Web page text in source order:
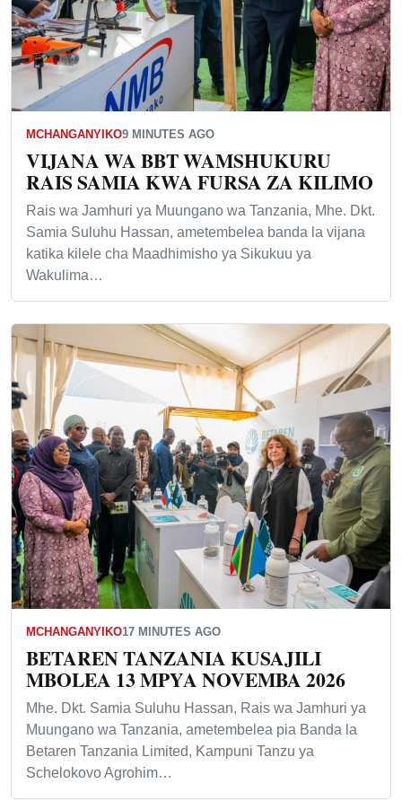
MCHANGANYIKO9 MINUTES AGO
VIJANA WA BBT WAMSHUKURU
RAIS SAMIA KWA FURSA ZA KILIMO
Rais wa Jamhuri ya Muungano wa Tanzania, Mhe. Dkt.
Samia Suluhu Hassan, ametembelea banda la vijana
katika kilele cha Maadhimisho ya Sikukuu ya
Wakulima…
MCHANGANYIKO17 MINUTES AGO
BETAREN TANZANIA KUSAJILI
MBOLEA 13 MPYA NOVEMBA 2026
Mhe. Dkt. Samia Suluhu Hassan, Rais wa Jamhuri ya
Muungano wa Tanzania, ametembelea pia Banda la
Betaren Tanzania Limited, Kampuni Tanzu ya
Schelokovo Agrohim…